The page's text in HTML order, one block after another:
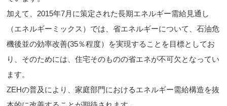
加えて、2015年7月に策定された長期エネルギー需給見通し
（エネルギーミックス）では、省エネルギーについて、石油危
機後並の効率改善(35％程度）を実現することを目標としてお
り、そのためには、住宅そのものの省エネが不可欠となってい
ます。
ZEHの普及により、家庭部門におけるエネルギー需給構造を抜